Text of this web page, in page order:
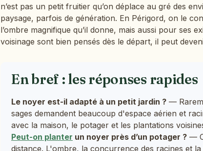
n’est pas un petit fruitier qu’on déplace au gré des
paysage, parfois de génération. En Périgord, on le
l’ombre magnifique qu’il donne, mais aussi pour ses
voisinage sont bien pensés dès le départ, il peut
En bref : les réponses rapides
Le noyer est-il adapté à un petit jardin ? —
sages demandent beaucoup d'espace aérien et
avec la maison, le potager et les plantations
Peut-on planter un noyer près d’un potager ? —
distance. L'ombre, la concurrence des racines et